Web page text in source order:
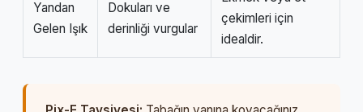
Yandan
Gelen Işık
Dokuları ve
derinliği vurgular
çekimleri için
idealdir.